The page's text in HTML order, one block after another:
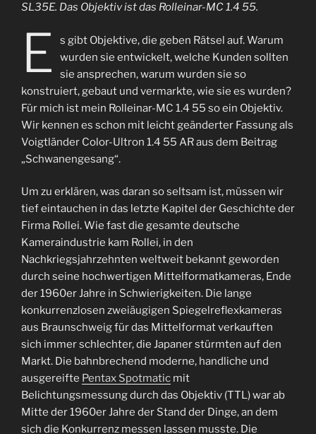
SL35E. Das Objektiv ist das Rolleinar-MC 1.4 55.
E
s gibt Objektive, die geben Rätsel auf. Warum
wurden sie entwickelt, welche Kunden sollten
sie ansprechen, warum wurden sie so
konstruiert, gebaut und vermarkte, wie sie es wurden?
Für mich ist mein Rolleinar-MC 1.4 55 so ein Objektiv.
Wir kennen es schon mit leicht geänderter Fassung als
Voigtländer Color-Ultron 1.4 55 AR aus dem Beitrag
„Schwanengesang“.
Um zu erklären, was daran so seltsam ist, müssen wir
tief eintauchen in das letzte Kapitel der Geschichte der
Firma Rollei. Wie fast die gesamte deutsche
Kameraindustrie kam Rollei, in den
Nachkriegsjahrzehnten weltweit bekannt geworden
durch seine hochwertigen Mittelformatkameras, Ende
der 1960er Jahre in Schwierigkeiten. Die lange
konkurrenzlosen zweiäugigen Spiegelreflexkameras
aus Braunschweig für das Mittelformat verkauften
sich immer schlechter, die Japaner stürmten auf den
Markt. Die bahnbrechend moderne, handliche und
ausgereifte Pentax Spotmatic mit
Belichtungsmessung durch das Objektiv (TTL) war ab
Mitte der 1960er Jahre der Stand der Dinge, an dem
sich die Konkurrenz messen lassen musste. Die